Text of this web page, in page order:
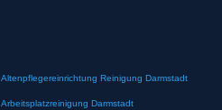
Altenpflegereinrichtung Reinigung Darmstadt
Arbeitsplatzreinigung Darmstadt